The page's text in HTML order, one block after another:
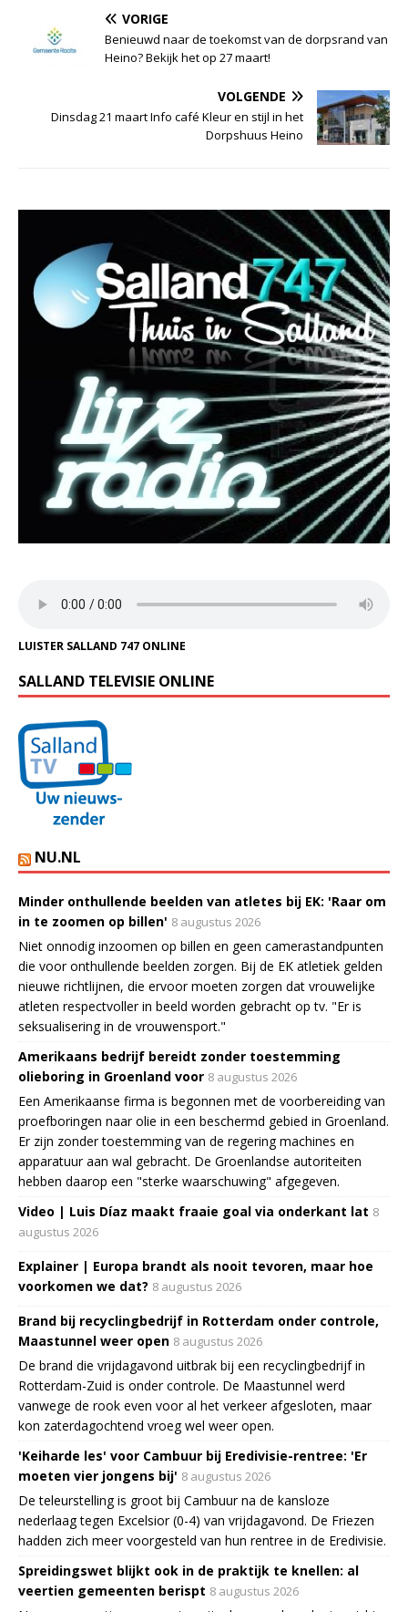
VORIGE
Benieuwd naar de toekomst van de dorpsrand van
Heino? Bekijk het op 27 maart!
VOLGENDE
Dinsdag 21 maart Info café Kleur en stijl in het
Dorpshuus Heino
LUISTER SALLAND 747 ONLINE
SALLAND TELEVISIE ONLINE
NU.NL
Minder onthullende beelden van atletes bij EK: 'Raar om
in te zoomen op billen' 8 augustus 2026
Niet onnodig inzoomen op billen en geen camerastandpunten
die voor onthullende beelden zorgen. Bij de EK atletiek gelden
nieuwe richtlijnen, die ervoor moeten zorgen dat vrouwelijke
atleten respectvoller in beeld worden gebracht op tv. "Er is
seksualisering in de vrouwensport."
Amerikaans bedrijf bereidt zonder toestemming
olieboring in Groenland voor 8 augustus 2026
Een Amerikaanse firma is begonnen met de voorbereiding van
proefboringen naar olie in een beschermd gebied in Groenland.
Er zijn zonder toestemming van de regering machines en
apparatuur aan wal gebracht. De Groenlandse autoriteiten
hebben daarop een "sterke waarschuwing" afgegeven.
Video | Luis Díaz maakt fraaie goal via onderkant lat 8
augustus 2026
Explainer | Europa brandt als nooit tevoren, maar hoe
voorkomen we dat? 8 augustus 2026
Brand bij recyclingbedrijf in Rotterdam onder controle,
Maastunnel weer open 8 augustus 2026
De brand die vrijdagavond uitbrak bij een recyclingbedrijf in
Rotterdam-Zuid is onder controle. De Maastunnel werd
vanwege de rook even voor al het verkeer afgesloten, maar
kon zaterdagochtend vroeg wel weer open.
'Keiharde les' voor Cambuur bij Eredivisie-rentree: 'Er
moeten vier jongens bij' 8 augustus 2026
De teleurstelling is groot bij Cambuur na de kansloze
nederlaag tegen Excelsior (0-4) van vrijdagavond. De Friezen
hadden zich meer voorgesteld van hun rentree in de Eredivisie.
Spreidingswet blijkt ook in de praktijk te knellen: al
veertien gemeenten berispt 8 augustus 2026